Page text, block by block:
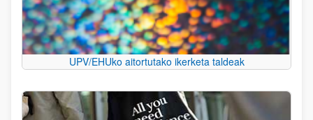
UPV/EHUko aitortutako ikerketa taldeak